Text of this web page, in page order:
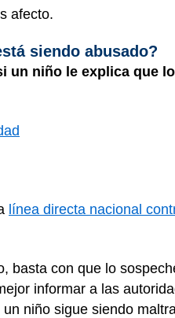
afecto.
siendo abusado?
un niño le explica que
línea directa nacional
basta con que lo
informar a las
niño sigue siendo